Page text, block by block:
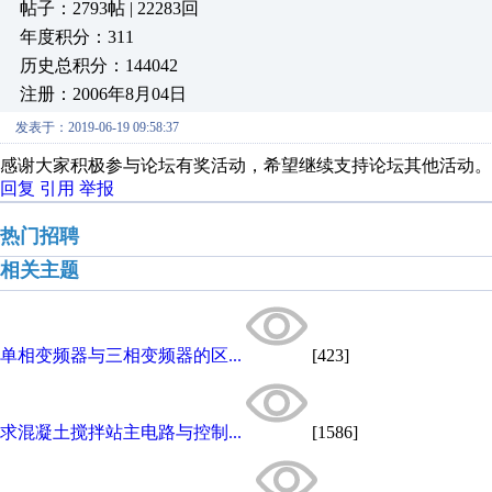
帖子：2793帖 | 22283回
年度积分：311
历史总积分：144042
注册：2006年8月04日
发表于：2019-06-19 09:58:37
感谢大家积极参与论坛有奖活动，希望继续支持论坛其他活动。
回复 引用 举报
热门招聘
相关主题
单相变频器与三相变频器的区... [423]
求混凝土搅拌站主电路与控制... [1586]